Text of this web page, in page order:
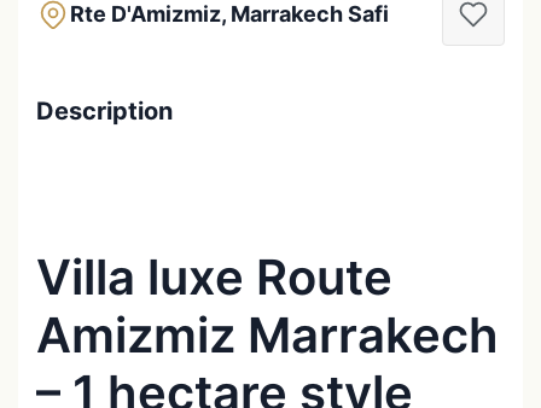
Rte D'Amizmiz, Marrakech Safi
Description
Villa luxe Route
Amizmiz Marrakech
– 1 hectare style